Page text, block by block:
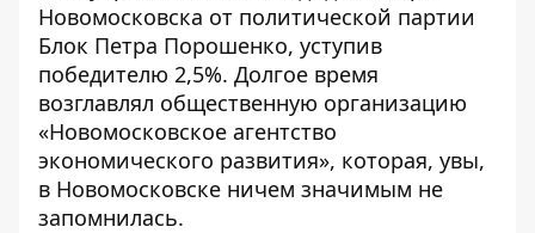
Новомосковска от политической партии
Блок Петра Порошенко, уступив
победителю 2,5%. Долгое время
возглавлял общественную организацию
«Новомосковское агентство
экономического развития», которая, увы,
в Новомосковске ничем значимым не
запомнилась.